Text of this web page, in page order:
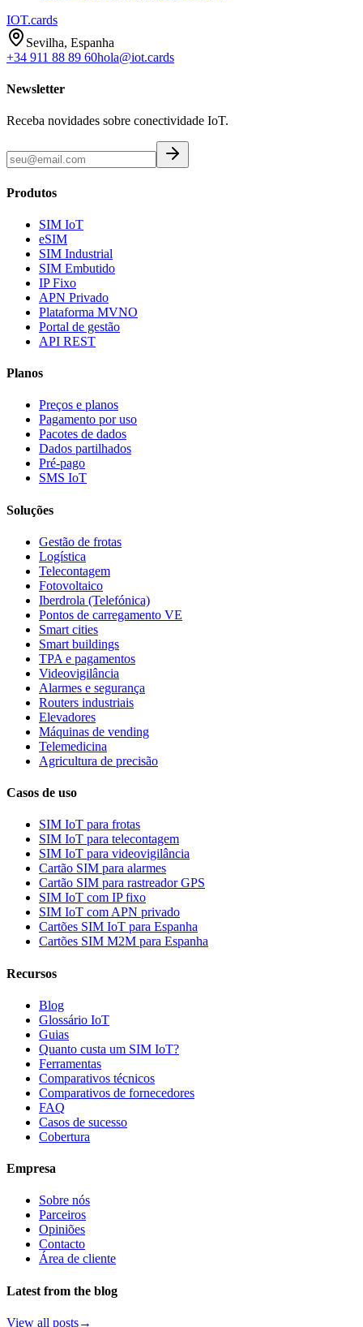
IOT.cards
Sevilha, Espanha
+34 911 88 89 60hola@iot.cards
Newsletter
Receba novidades sobre conectividade IoT.
Produtos
SIM IoT
eSIM
SIM Industrial
SIM Embutido
IP Fixo
APN Privado
Plataforma MVNO
Portal de gestão
API REST
Planos
Preços e planos
Pagamento por uso
Pacotes de dados
Dados partilhados
Pré-pago
SMS IoT
Soluções
Gestão de frotas
Logística
Telecontagem
Fotovoltaico
Iberdrola (Telefónica)
Pontos de carregamento VE
Smart cities
Smart buildings
TPA e pagamentos
Videovigilância
Alarmes e segurança
Routers industriais
Elevadores
Máquinas de vending
Telemedicina
Agricultura de precisão
Casos de uso
SIM IoT para frotas
SIM IoT para telecontagem
SIM IoT para videovigilância
Cartão SIM para alarmes
Cartão SIM para rastreador GPS
SIM IoT com IP fixo
SIM IoT com APN privado
Cartões SIM IoT para Espanha
Cartões SIM M2M para Espanha
Recursos
Blog
Glossário IoT
Guias
Quanto custa um SIM IoT?
Ferramentas
Comparativos técnicos
Comparativos de fornecedores
FAQ
Casos de sucesso
Cobertura
Empresa
Sobre nós
Parceiros
Opiniões
Contacto
Área de cliente
Latest from the blog
View all posts→